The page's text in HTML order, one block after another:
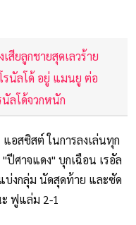
สียลูกชายสุดเลวร้าย
รนัลโด้ อยู่ แมนยู ต่อ
ลโด้จวกหนัก
อสซิสต์ ในการลงเล่นทุก
ปีศาจแดง" บุกเฉือน เรอัล
บ่งกลุ่ม นัดสุดท้าย และซัด
ะ ฟูแล่ม 2-1